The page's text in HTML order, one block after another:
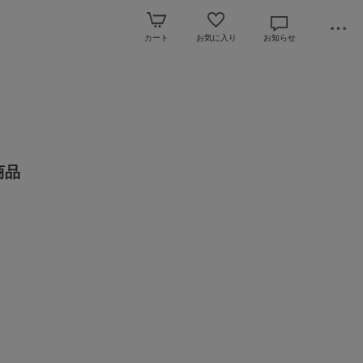
カート お気に入り お知らせ
品